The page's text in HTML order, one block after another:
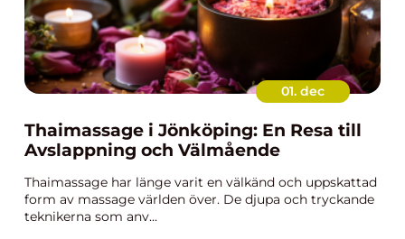
01. dec
Thaimassage i Jönköping: En Resa till
Avslappning och Välmående
Thaimassage har länge varit en välkänd och uppskattad
form av massage världen över. De djupa och tryckande
teknikerna som anv...